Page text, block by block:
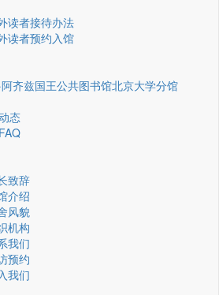
读者接待办法
读者预约入馆
阿齐兹国王公共图书馆北京大学分馆
态
致辞
介绍
风貌
机构
我们
预约
我们